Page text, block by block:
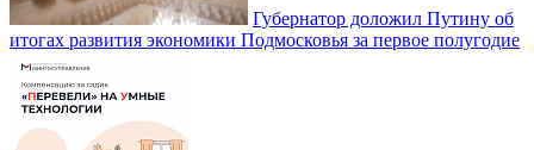
Губернатор доложил Путину об
итогах развития экономики Подмосковья за первое полугодие